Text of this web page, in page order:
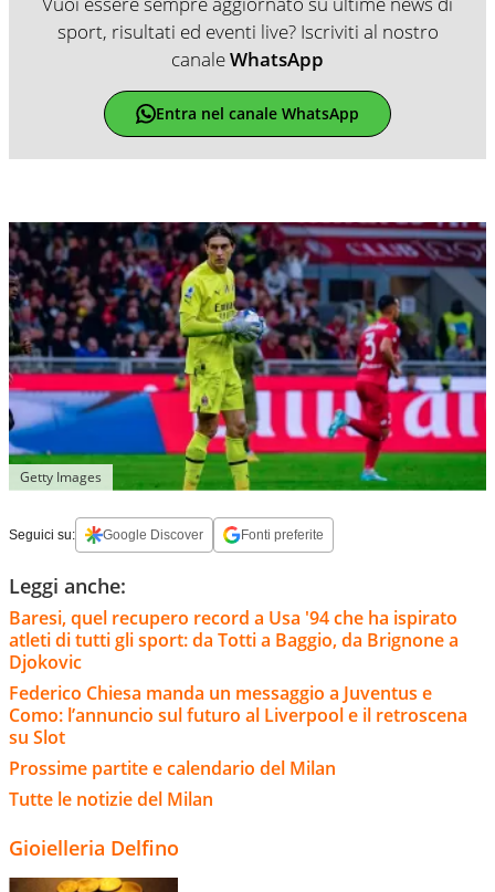
sport, risultati ed eventi live? Iscriviti al nostro
canaleWhatsApp
Entra nel canale WhatsApp
Getty Images
Seguici su: Google Discover Fonti preferite
Leggi anche:
Baresi, quel recupero record a Usa '94 che ha ispirato
atleti di tutti gli sport: da Totti a Baggio, da Brignone a
Djokovic
Federico Chiesa manda un messaggio a Juventus e
Como: l’annuncio sul futuro al Liverpool e il retroscena
su Slot
Prossime partite e calendario del Milan
Tutte le notizie del Milan
Gioielleria Delfino